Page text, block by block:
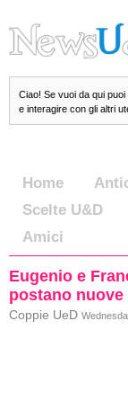
Ciao! Se vuoi da qui puoi
e interagire con gli altri
Home
Scelte U&D
Amici
Eugenio e
postano nuove
Coppie UeD